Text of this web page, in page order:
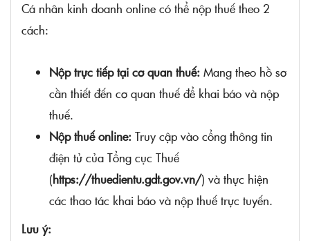
Cá nhân kinh doanh online có thể nộp thuế theo 2
cách:
Nộp trực tiếp tại cơ quan thuế: Mang theo hồ sơ
cần thiết đến cơ quan thuế để khai báo và nộp
thuế.
Nộp thuế online: Truy cập vào cổng thông tin
điện tử của Tổng cục Thuế
(https://thuedientu.gdt.gov.vn/) và thực hiện
các thao tác khai báo và nộp thuế trực tuyến.
Lưu ý: